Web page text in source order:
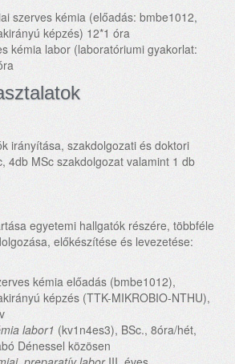
szerves kémia (előadás: bmbe1012,
képzés) 12*1 óra
kémia labor (laboratóriumi gyakorlat:
irányítása, szakdolgozati és doktori
4db MSc szakdolgozat valamint 1 db
egyetemi hallgatók részére, többféle
előkészítése és levezetése:
kémia előadás (bmbe1012),
képzés (TTK-MIKROBIO-NTHU),
labor1 (kv1n4es3), BSc., 8óra/hét,
Dénessel közösen